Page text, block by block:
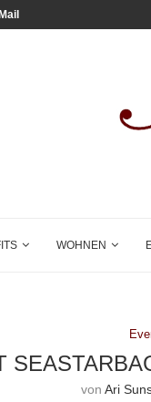
WOHNEN
von Ari